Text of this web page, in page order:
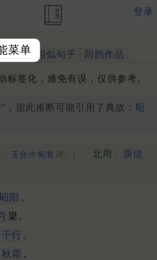
菜单
登录
引用 相似句子 同韵作品
标签化，难免有误，仅供参考。
，据此推断可能引用了典故： 昭
玉台 作 昭君 词。） 北周 · 庾信
昭阳 。
梁。
千行 。
秋霜 。